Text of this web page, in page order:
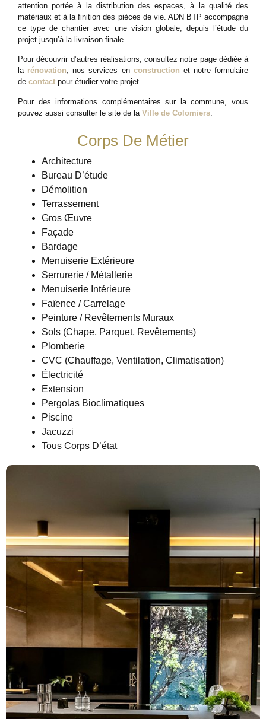
attention portée à la distribution des espaces, à la qualité des
matériaux et à la finition des pièces de vie. ADN BTP accompagne
ce type de chantier avec une vision globale, depuis l’étude du
projet jusqu’à la livraison finale.
Pour découvrir d’autres réalisations, consultez notre page dédiée à
la rénovation, nos services en construction et notre formulaire
de contact pour étudier votre projet.
Pour des informations complémentaires sur la commune, vous
pouvez aussi consulter le site de la Ville de Colomiers
Corps De Métier
Architecture
Bureau D’étude
Démolition
Terrassement
Gros Œuvre
Façade
Bardage
Menuiserie Extérieure
Serrurerie / Métallerie
Menuiserie Intérieure
Faïence / Carrelage
Peinture / Revêtements Muraux
Sols (chape, Parquet, Revêtements)
Plomberie
CVC (chauffage, Ventilation, Climatisation)
Électricité
Extension
Pergolas Bioclimatiques
Piscine
Jacuzzi
Tous Corps D’état